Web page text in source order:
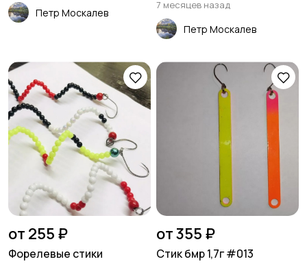
Петр Москалев
7 месяцев назад
Петр Москалев
от 255 ₽
Форелевые стики
от 355 ₽
Стик бмр 1,7г #013